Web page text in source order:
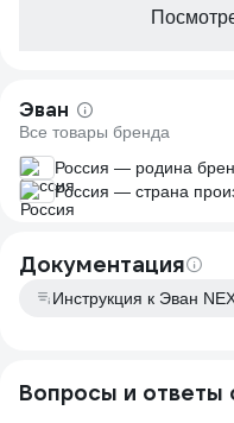
Эван
Все товары бренда
Россия — родина
Россия — страна
Документация
Инструкция к Эван
Вопросы и ответы